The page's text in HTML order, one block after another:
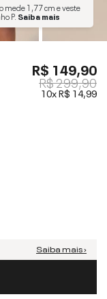
mede1,77 cme veste
P. Saiba mais
R$ 149,90
R$ 299,90
10xR$ 14,99
Saiba mais ›